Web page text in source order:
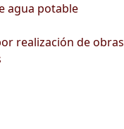
agua potable
realización de obras